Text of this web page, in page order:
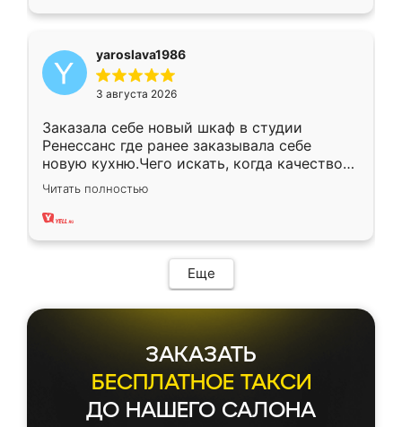
yaroslava1986
3 августа 2026
Заказала себе новый шкаф в студии
Ренессанс где ранее заказывала себе
новую кухню.Чего искать, когда качеством
вполне довольна. Служит кухня уже почти
два года, нареканий нет.
Читать полностью
Еще
ЗАКАЗАТЬ
БЕСПЛАТНОЕ ТАКСИ
ДО НАШЕГО САЛОНА